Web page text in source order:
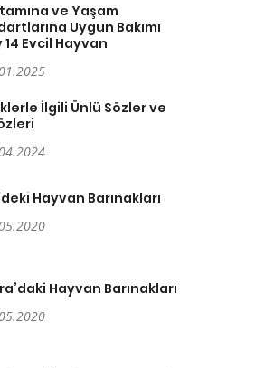
ve Yaşam
Uygun Bakımı
14 Evcil Hayvan
İlgili Ünlü Sözler ve
Hayvan Barınakları
Hayvan Barınakları